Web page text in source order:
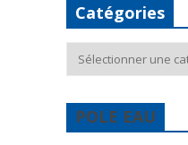
Catégories
POLE EAU